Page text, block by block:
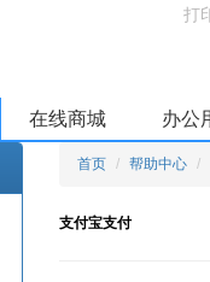
打
在线商城 办公
首页 帮助中心
支付宝支付